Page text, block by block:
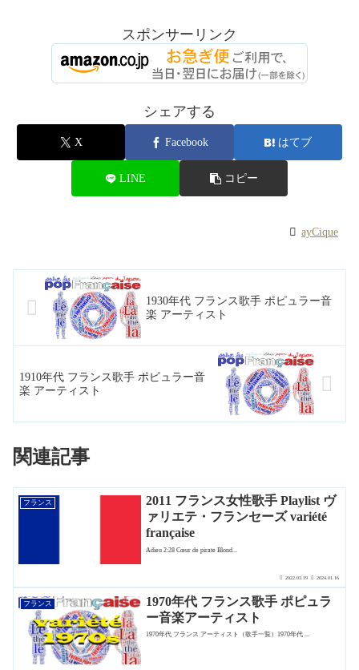
スポンサーリンク
シェアする
X Facebook はてブ
LINE コピー
ayCique
1930年代 フランス歌手 ポピュラー音
楽 アーティスト
1910年代 フランス歌手 ポピュラー音
楽 アーティスト
関連記事
フランス
2011 フランス女性歌手 Playlist ヴ
ァリエテ・フランセーズ variété
française
Adieu 2:28 Cœur de pirate Blond...
2022.03.19 2024.01.16
フランス
1970年代 フランス歌手 ポピュラ
ー音楽アーティスト
1970年代 フランス アーティスト（歌手一覧）1970年代 ...